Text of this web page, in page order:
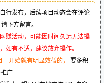
行发布，后续项目动态会在评论
下方留言。
赚活动，可能因时间久远无法操
如有不适，建议放弃操作。
开始就有明显效益的，
要多积
广